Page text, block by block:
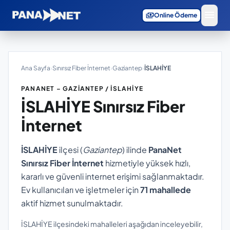
paymentsOnline Ödeme
Ana Sayfa›Sınırsız Fiber İnternet›Gaziantep›İSLAHİYE
PANANET – GAZIANTEP / İSLAHİYE
İSLAHİYESınırsız Fiber
İnternet
İSLAHİYEilçesi (Gaziantep) ilinde PanaNet
Sınırsız Fiber İnternet hizmetiyle yüksek hızlı,
kararlı ve güvenli internet erişimi sağlanmaktadır.
Ev kullanıcıları ve işletmeler için71 mahallede
aktif hizmet sunulmaktadır.
İSLAHİYE ilçesindeki mahalleleri aşağıdan inceleyebilir,